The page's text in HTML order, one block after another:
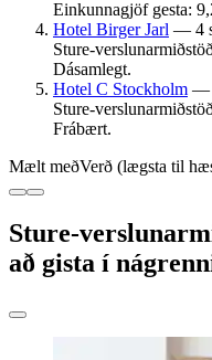
Einkunnagjöf gesta:
Hotel Birger Jarl — 4
Sture-
Dásamlegt.
Hotel C Stockholm —
Sture-
Frábært.
Mælt meðVerð (lægsta til
Sture-
að gista í